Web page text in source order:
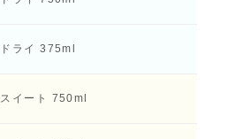
ドライ 375ml
スイート 750ml